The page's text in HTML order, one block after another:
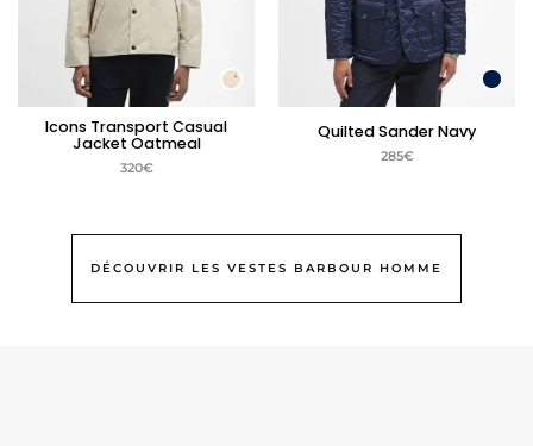
Icons Transport Casual
Jacket Oatmeal
320€
Quilted Sander Navy
285€
DÉCOUVRIR LES VESTES BARBOUR HOMME